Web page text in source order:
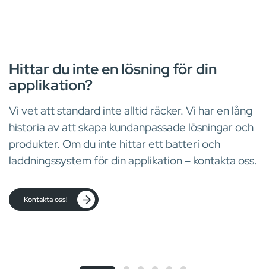
Hittar du inte en lösning för din
applikation?
Vi vet att standard inte alltid räcker. Vi har en lång
historia av att skapa kundanpassade lösningar och
produkter. Om du inte hittar ett batteri och
laddningssystem för din applikation – kontakta oss.
Kontakta oss!